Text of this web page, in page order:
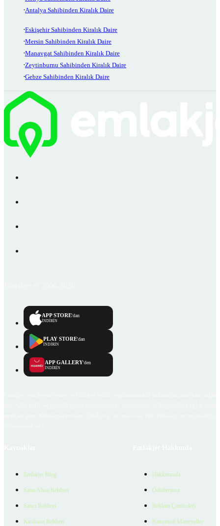
Antalya Sahibinden Kiralık Daire
Eskişehir Sahibinden Kiralık Daire
Mersin Sahibinden Kiralık Daire
Manavgat Sahibinden Kiralık Daire
Zeytinburnu Sahibinden Kiralık Daire
Gebze Sahibinden Kiralık Daire
APP STORE'dan
İNDİRİN
PLAY STORE'dan
İNDİRİN
APP GALLERY'den
İNDİRİN
Emlakjet Blog
Satın Alma Rehberi
Satıcı Rehberi
Kiralama Rehberi
Hakkımızda
Ödüllerimiz
Reklam Çözümleri
Kurumsal Materyaller